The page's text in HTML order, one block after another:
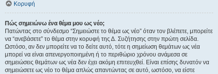
Κορυφή
Πώς σημειώνω ένα θέμα μου ως νέο;
Πατώντας στο σύνδεσμο “Σημειώστε το θέμα ως νέο” όταν τον βλέπετε, μπορείτε
να “ανεβάσετε” το θέμα στην κορυφή της Δ. Συζήτησης στην πρώτη σελίδα.
Ωστόσο, αν δεν μπορείτε να το δείτε αυτό, τότε η σημείωση θεμάτων ως νέα
μπορεί να είναι απενεργοποιημένη ή το περιθώριο χρόνου ανάμεσα σε
σημειώσεις θεμάτων ως νέα δεν έχει ακόμη επιτευχθεί. Είναι επίσης δυνατόν να
σημειώσετε ως νέο το θέμα απλώς απαντώντας σε αυτό, ωστόσο, να είστε